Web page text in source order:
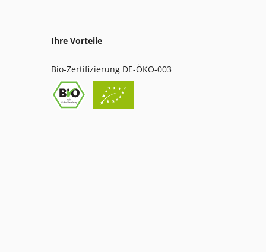
Ihre Vorteile
Bio-Zertifizierung DE-ÖKO-003